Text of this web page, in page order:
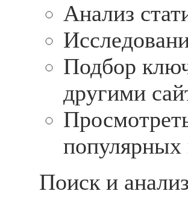
Анализ
Подбор
другими
популярных
Поиск и